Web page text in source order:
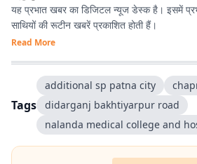
यह प्रभात खबर का डिजिटल न्यूज डेस्क है। इसमें
साथियों की रूटीन खबरें प्रकाशित होती हैं।
Read More
Tags
additional sp patna city
didarganj bakhtiyarpur road
nalanda medical college and